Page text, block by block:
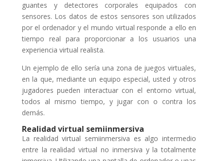
guantes y detectores corporales equipados con
sensores. Los datos de estos sensores son utilizados
por el ordenador y el mundo virtual responde a ello en
tiempo real para proporcionar a los usuarios una
experiencia virtual realista.
Un ejemplo de ello sería una zona de juegos virtuales,
en la que, mediante un equipo especial, usted y otros
jugadores pueden interactuar con el entorno virtual,
todos al mismo tiempo, y jugar con o contra los
demás.
Realidad virtual semiinmersiva
La realidad virtual semiinmersiva es algo intermedio
entre la realidad virtual no inmersiva y la totalmente